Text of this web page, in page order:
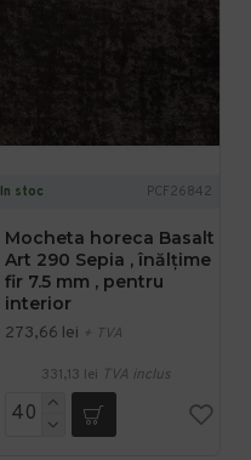
In stoc PCF26842
Mocheta horeca Basalt
Art 290 Sepia , înălțime
fir 7.5 mm , pentru
interior
273,66 lei + TVA
331,13 lei TVA inclus